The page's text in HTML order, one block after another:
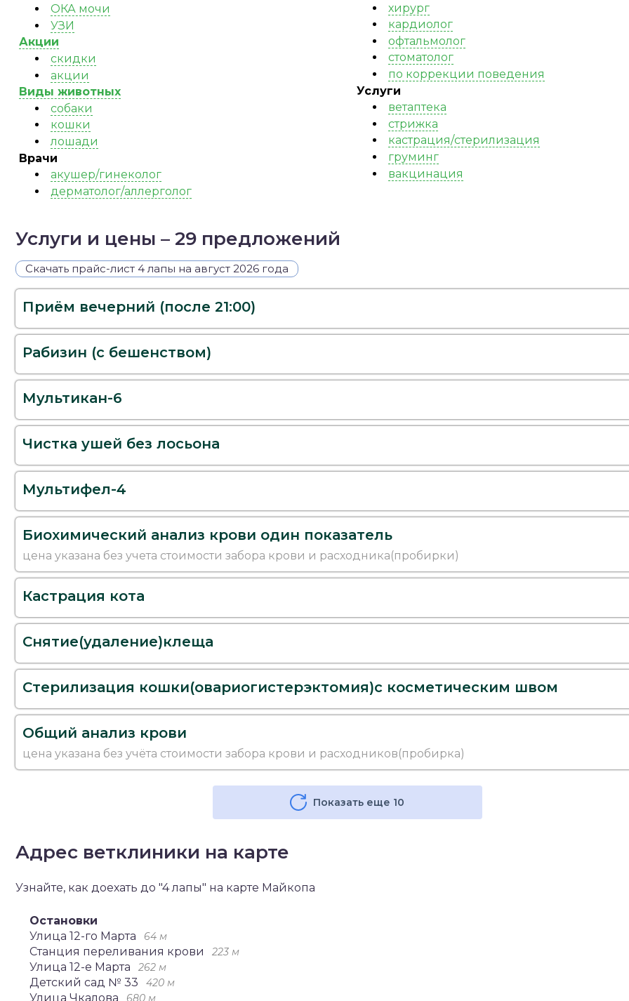
ОКА мочи
УЗИ
Акции
скидки
акции
Виды животных
собаки
кошки
лошади
Врачи
акушер/гинеколог
дерматолог/аллерголог
хирург
кардиолог
офтальмолог
стоматолог
по коррекции поведения
Услуги
ветаптека
стрижка
кастрация/стерилизация
груминг
вакцинация
Услуги и цены – 29 предложений
Скачать прайс-лист 4 лапы на август 2026 года
Приём вечерний (после 21:00)
Рабизин (с бешенством)
Мультикан-6
Чистка ушей без лосьона
Мультифел-4
Биохимический анализ крови один показатель
цена указана без учета стоимости забора крови и расходника(пробирки)
Кастрация кота
Снятие(удаление)клеща
Стерилизация кошки(овариогистерэктомия)с косметическим швом
Общий анализ крови
цена указана без учёта стоимости забора крови и расходников(пробирка)
Показать еще 10
Адрес ветклиники на карте
Узнайте, как доехать до "4 лапы" на карте Майкопа
Остановки
Улица 12-го Марта
64 м
Станция переливания крови 223 м
Улица 12-е Марта 262 м
Детский сад № 33 420 м
Улица Чкалова 680 м